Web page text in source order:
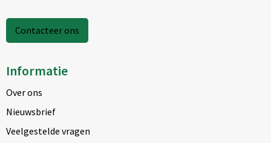
Contacteer ons
Informatie
Over ons
Nieuwsbrief
Veelgestelde vragen